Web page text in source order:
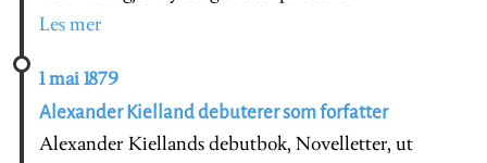
Les mer
1 mai 1879
Alexander Kielland debuterer som forfatter
Alexander Kiellands debutbok, Novelletter, ut